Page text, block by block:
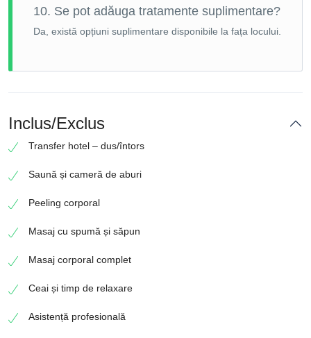
10. Se pot adăuga tratamente suplimentare?
Da, există opțiuni suplimentare disponibile la fața locului.
Inclus/Exclus
Transfer hotel – dus/întors
Saună și cameră de aburi
Peeling corporal
Masaj cu spumă și săpun
Masaj corporal complet
Ceai și timp de relaxare
Asistență profesională